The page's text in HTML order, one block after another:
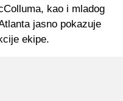
kao i mladog
jasno pokazuje
ekipe.